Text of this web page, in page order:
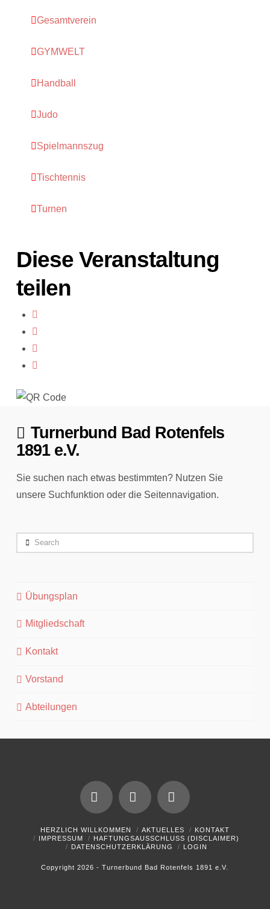
Gesamtverein
GYMWELT
Handball
Judo
Spielmannszug
Tischtennis
Turnen
Diese Veranstaltung
teilen
Turnerbund Bad Rotenfels
1891 e.V.
Sie suchen nach etwas bestimmten? Nutzen Sie
unsere Suchfunktion oder die Seitennavigation.
Search
Übungsplan
Mitgliedschaft
Kontakt
Vorstand
Abteilungen
FacebookYouTubeInstagram
HERZLICH WILLKOMMEN AKTUELLES
KONTAKT
IMPRESSUM
HAFTUNGSAUSSCHLUSS (DISCLAIMER)
DATENSCHUTZERKLÄRUNG
LOGIN
Copyright 2026 - Turnerbund Bad Rotenfels 1891 e.V.